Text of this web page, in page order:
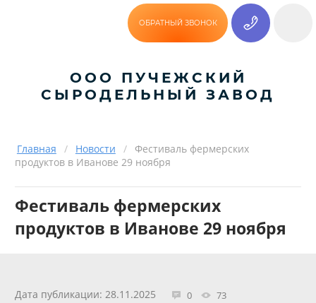
ОБРАТНЫЙ ЗВОНОК
ООО ПУЧЕЖСКИЙ
СЫРОДЕЛЬНЫЙ ЗАВОД
Главная / Новости / Фестиваль фермерских
продуктов в Иванове 29 ноября
Фестиваль фермерских
продуктов в Иванове 29 ноября
Дата публикации: 28.11.2025 0 73